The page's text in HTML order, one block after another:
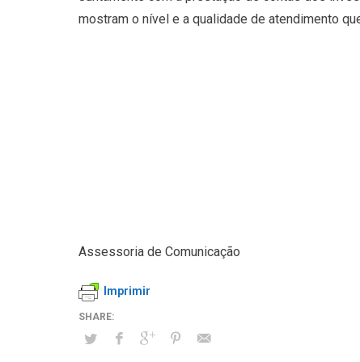
mostram o nível e a qualidade de atendimento
Assessoria de Comunicação
Imprimir